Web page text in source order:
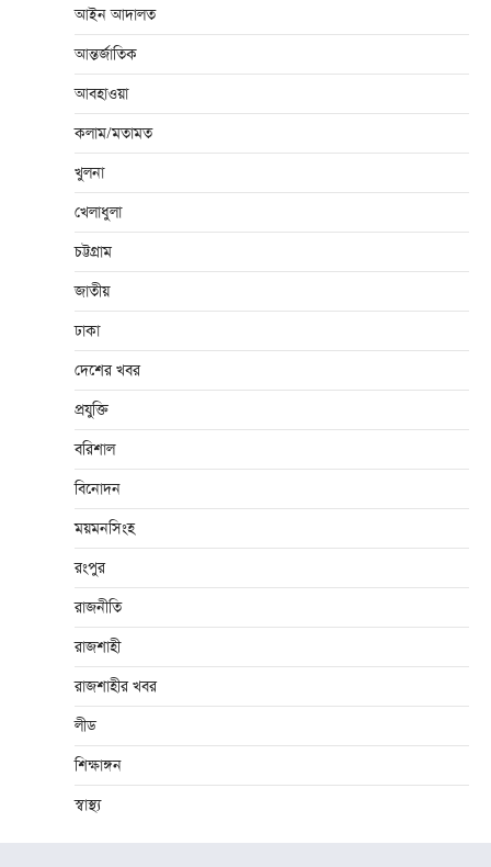
আইন আদালত
আন্তর্জাতিক
আবহাওয়া
কলাম/মতামত
খুলনা
খেলাধুলা
চট্টগ্রাম
জাতীয়
ঢাকা
দেশের খবর
প্রযুক্তি
বরিশাল
বিনোদন
ময়মনসিংহ
রংপুর
রাজনীতি
রাজশাহী
রাজশাহীর খবর
লীড
শিক্ষাঙ্গন
স্বাস্থ্য